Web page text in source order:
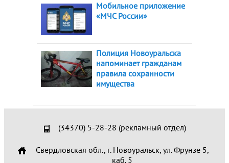
Мобильное приложение
«МЧС России»
Полиция Новоуральска
напоминает гражданам
правила сохранности
имущества
(34370) 5-28-28 (рекламный отдел)
Свердловская обл., г. Новоуральск, ул. Фрунзе 5,
каб. 5